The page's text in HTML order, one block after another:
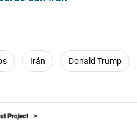
Irán Donald Trump